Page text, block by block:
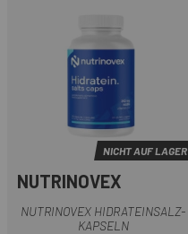
NICHT AUF LAGER
NUTRINOVEX
NUTRINOVEX HIDRATEINSALZ-
KAPSELN